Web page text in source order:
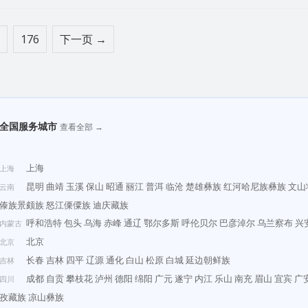
176 下一页 →
全国服务城市 查看全部 →
上海 上海
云南 昆明 曲靖 玉溪保山 昭通 丽江普洱临沧楚雄彝族红河哈尼族彝族文
傣族景颇族怒江傈僳族迪庆藏族
内蒙古 呼和浩特包头乌海赤峰通辽 鄂尔多斯呼伦贝尔 巴彦淖尔乌兰察布 兴
北京 北京
吉林 长春 吉林 四平辽源通化 白山 松原 白城延边朝鲜族
四川 成都 自贡攀枝花泸州 德阳 绵阳 广元遂宁 内江 乐山 南充 眉山 宜宾 广
孜藏族凉山彝族